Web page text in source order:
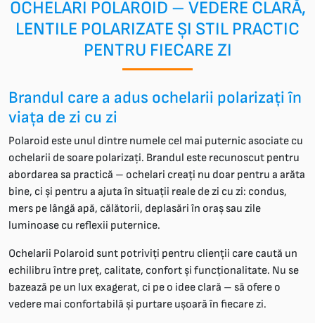
OCHELARI POLAROID – VEDERE CLARĂ,
LENTILE POLARIZATE ȘI STIL PRACTIC
PENTRU FIECARE ZI
Brandul care a adus ochelarii polarizați în
viața de zi cu zi
Polaroid este unul dintre numele cel mai puternic asociate cu
ochelarii de soare polarizați. Brandul este recunoscut pentru
abordarea sa practică – ochelari creați nu doar pentru a arăta
bine, ci și pentru a ajuta în situații reale de zi cu zi: condus,
mers pe lângă apă, călătorii, deplasări în oraș sau zile
luminoase cu reflexii puternice.
Ochelarii Polaroid sunt potriviți pentru clienții care caută un
echilibru între preț, calitate, confort și funcționalitate. Nu se
bazează pe un lux exagerat, ci pe o idee clară – să ofere o
vedere mai confortabilă și purtare ușoară în fiecare zi.